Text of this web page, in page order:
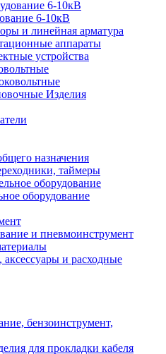
6-10кВ
и линейная арматура
аппараты
устройства
Изделия
назначения
таймеры
оборудование
и пневмоинструмент
и расходные
бензоинструмент,